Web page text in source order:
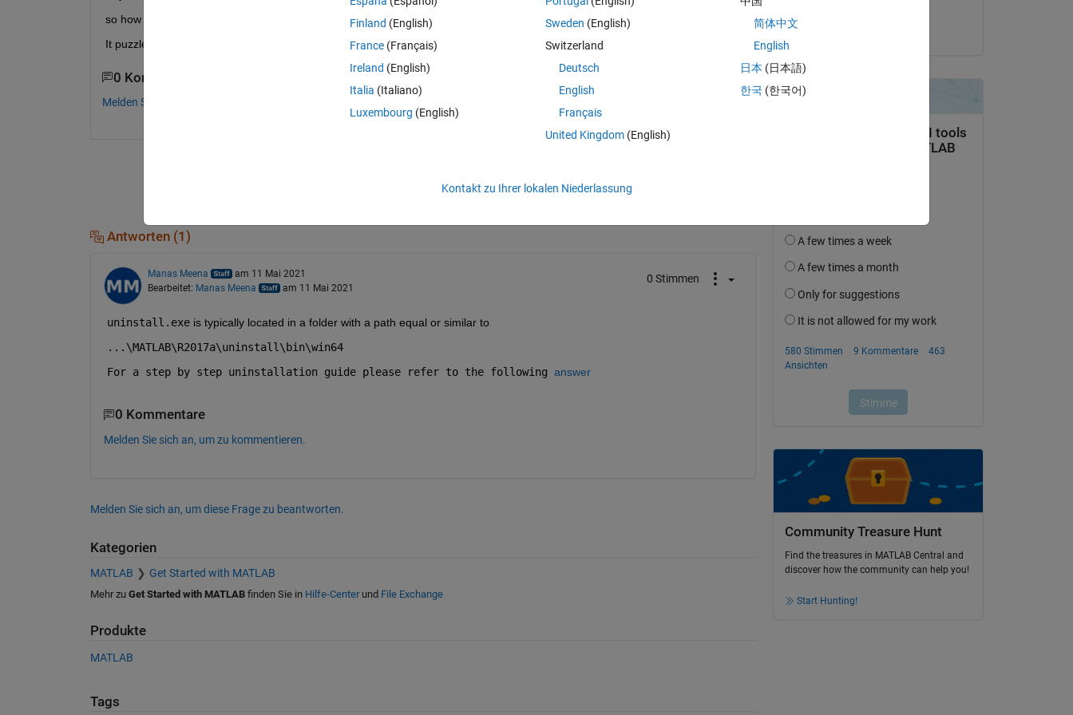
so how should I delete all folder about it?
It puzzles me
0 Kommentare
Melden Sie sich an, um zu kommentieren.
Anmelden, um Aktivität zu verfolgen
Antworten (1)
Manas Meena
am 11 Mai 2021
Bearbeitet: Manas Meena am 11 Mai 2021
0 Stimmen
uninstall.exe is typically located in a folder with a path equal or similar to
...\MATLAB\R2017a\uninstall\bin\win64
For a step by step uninstallation guide please refer to the following answer
0 Kommentare
Melden Sie sich an, um zu kommentieren.
Melden Sie sich an, um diese Frage zu beantworten.
Kategorien
MATLAB Get Started with MATLAB
Mehr zu Get Started with MATLABfinden Sie in Hilfe-Centerund File Exchange
Produkte
MATLAB
Tags
am 11 Mai 2021
Community Treasure Hunt
Find the treasures in MATLAB Central and
discover how the community can help you!
Start Hunting!
Finland (English)
France (Français)
Ireland (English)
Italia (Italiano)
Luxembourg (English)
Sweden (English)
Switzerland
Deutsch
English
Français
United Kingdom(English)
简体中文
English
日本 (日本語)
한국 (한국어)
Kontakt zu Ihrer lokalen Niederlassung